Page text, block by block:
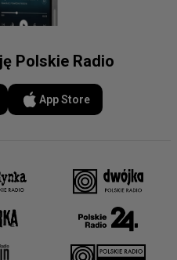
Polskie Radio
App Store